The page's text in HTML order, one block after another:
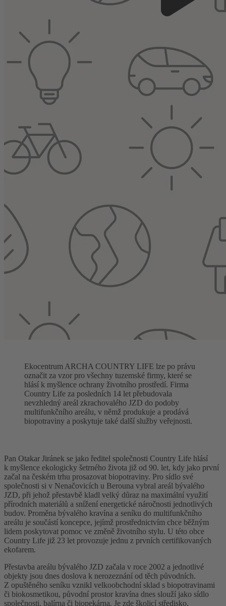
Ekocentrum ARCHA COUNTRY LIFE lze po právu
označit za vzor pro všechny tuzemské firmy, které se
hlásí k myšlence ochrany životního prostředí. Firma
Country Life za posledních 14 let přebudovala
nevzhledný areál zkrachovalého JZD do podoby
multifunkčního areálu, v němž produkuje a prodává
biopotraviny a poskytuje také další služby veřejnosti.
Pan Otakar Jiránek se jako ředitel společnosti Country Life hlásí
k myšlence ekologicky šetrného života již od 90. let, kdy jako první
začal na českém trhu prosazovat biopotraviny. Pro sídlo své
společnosti si v Nenačovicích u Berouna vybral areál bývalého
JZD, při jehož přestavbě kladl velký důraz na maximální využití
přírodních materiálů a snížení energetické náročnosti jednotlivých
budov. Proměna bývalého kravína a seníku do multifunkčního
areálu je součástí koncepce, jejímž prostřednictvím chce běžným
lidem poskytovat pomoc ve změně životního stylu. U této obce
Country Life již 23 let provozuje jednu z prvních certifikovaných
ekofarem.
Přestavba areálu bývalého JZD začala v roce 2002 a jednotlivé
objekty jsou dnes doslova k nerozeznání od těch původních.
Z opuštěného seníku vznikl velkoobchodní sklad s biopotravinami
či biokosmetikou, původní prostor kravína dnes slouží jako sídlo
společnosti, balírna či biopekárna. Je zde školicí středisko,